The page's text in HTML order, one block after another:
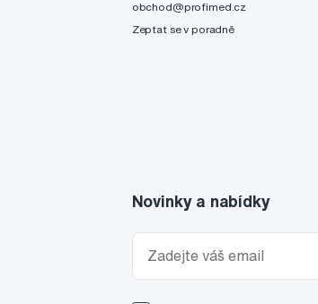
obchod@profimed.cz
Zeptat se v poradně
Novinky a nabídky